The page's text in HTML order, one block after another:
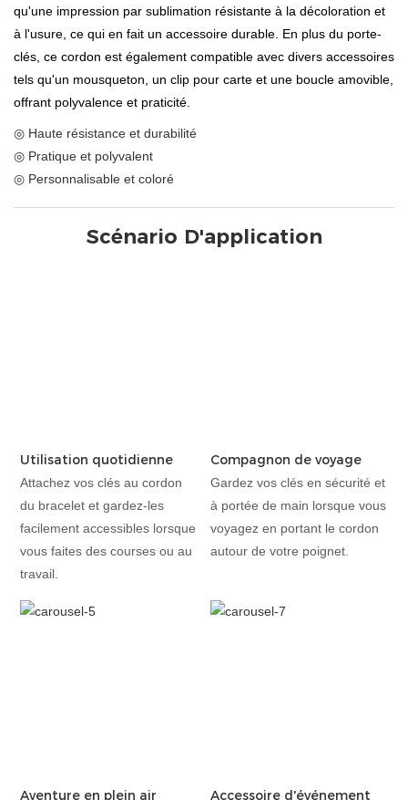
qu'une impression par sublimation résistante à la décoloration et
à l'usure, ce qui en fait un accessoire durable. En plus du porte-
clés, ce cordon est également compatible avec divers accessoires
tels qu'un mousqueton, un clip pour carte et une boucle amovible,
offrant polyvalence et praticité.
◎ Haute résistance et durabilité
◎ Pratique et polyvalent
◎ Personnalisable et coloré
Scénario D'application
Utilisation quotidienne
Attachez vos clés au cordon
du bracelet et gardez-les
facilement accessibles lorsque
vous faites des courses ou au
travail.
Compagnon de voyage
Gardez vos clés en sécurité et
à portée de main lorsque vous
voyagez en portant le cordon
autour de votre poignet.
Aventure en plein air Accessoire d'événement